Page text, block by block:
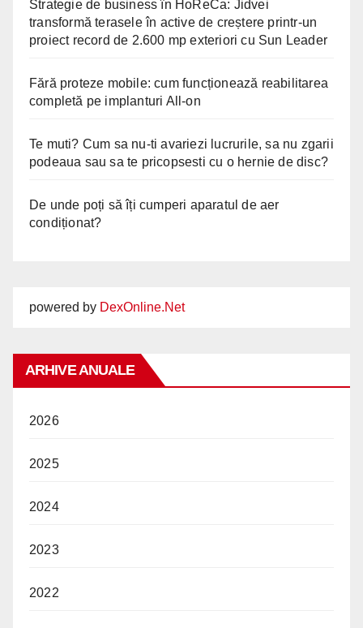
Strategie de business în HoReCa: Jidvei
transformă terasele în active de creștere printr-un
proiect record de 2.600 mp exteriori cu Sun Leader
Fără proteze mobile: cum funcționează reabilitarea
completă pe implanturi All-on
Te muti? Cum sa nu-ti avariezi lucrurile, sa nu zgarii
podeaua sau sa te pricopsesti cu o hernie de disc?
De unde poți să îți cumperi aparatul de aer
condiționat?
powered by DexOnline.Net
ARHIVE ANUALE
2026
2025
2024
2023
2022